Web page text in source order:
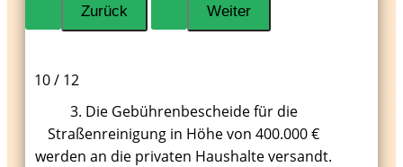
10 / 12
3. Die Gebührenbescheide für die
Straßenreinigung in Höhe von 400.000 €
werden an die privaten Haushalte versandt.